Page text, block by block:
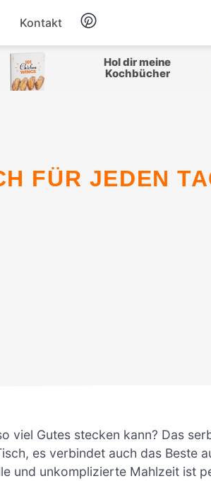
Hähnchen
Snacks
Kontakt
Hol dir meine
Kochbücher
FÜR JEDEN
viel Gutes stecken kann? Das
es verbindet auch das Beste
und unkomplizierte Mahlzeit ist